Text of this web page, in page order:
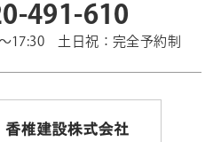
491-610
17:30 土日祝：完全予約制